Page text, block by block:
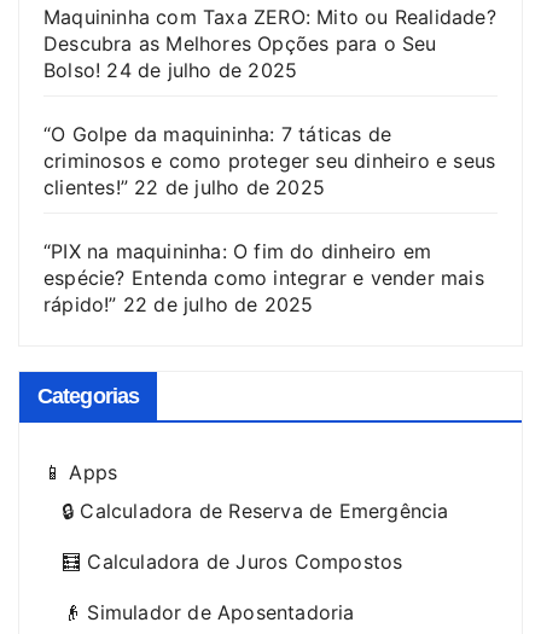
Maquininha com Taxa ZERO: Mito ou Realidade?
Descubra as Melhores Opções para o Seu
Bolso! 24 de julho de 2025
“O Golpe da maquininha: 7 táticas de
criminosos e como proteger seu dinheiro e seus
clientes!” 22 de julho de 2025
“PIX na maquininha: O fim do dinheiro em
espécie? Entenda como integrar e vender mais
rápido!” 22 de julho de 2025
Categorias
📱 Apps
🔒 Calculadora de Reserva de Emergência
🧮 Calculadora de Juros Compostos
👴 Simulador de Aposentadoria